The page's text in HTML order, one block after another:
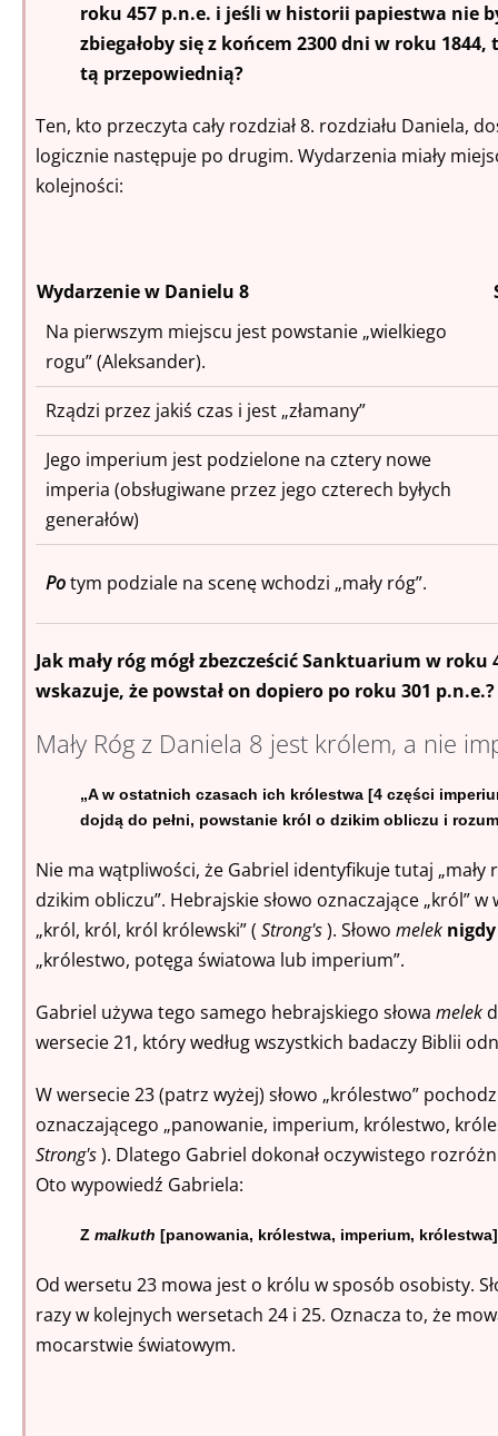
roku 457 p.n.e. i jeśli w historii papiestwa nie
zbiegałoby się z końcem 2300 dni w roku
tą przepowiednią?
Ten, kto przeczyta cały rozdział 8. rozdziału Daniela,
logicznie następuje po drugim. Wydarzenia miały
kolejności:
Wydarzenie w Danielu 8
Na pierwszym miejscu jest powstanie „wielkiego
rogu” (Aleksander).
Rządzi przez jakiś czas i jest „złamany”
Jego imperium jest podzielone na cztery nowe
imperia (obsługiwane przez jego czterech byłych
generałów)
Potym podziale na scenę wchodzi „mały róg”.
Jak mały róg mógł zbezcześcić Sanktuarium w
wskazuje, że powstał on dopiero po roku 301 p.n.e.?
Mały Róg z Daniela 8 jest królem, a nie
„A w ostatnich czasach ich królestwa [4 części
dojdą do pełni, powstanie król o dzikim obliczu i
Nie ma wątpliwości, że Gabriel identyfikuje tutaj „mały
dzikim obliczu”. Hebrajskie słowo oznaczające „król”
„król, król, król królewski” ( Strong's). Słowo melek
„królestwo, potęga światowa lub imperium”.
Gabriel używa tego samego hebrajskiego słowa melek
wersecie 21, który według wszystkich badaczy Biblii
W wersecie 23 (patrz wyżej) słowo „królestwo”
oznaczającego „panowanie, imperium, królestwo,
Strong's). Dlatego Gabriel dokonał oczywistego
Oto wypowiedź Gabriela:
Z malkuth [panowania, królestwa, imperium,
Od wersetu 23 mowa jest o królu w sposób osobisty.
razy w kolejnych wersetach 24 i 25. Oznacza to, że
mocarstwie światowym.